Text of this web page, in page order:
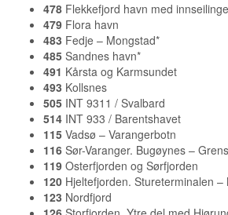
478 Flekkefjord havn med
479 Flora havn
483 Fedje – Mongstad*
485 Sandnes havn*
491 Kårsta og Karmsundet
493 Kollsnes
505 INT 9311 / Svalbard
514 INT 933 / Barentshavet
115 Vadsø – Varangerbotn
116 Sør-Varanger. Bugøynes –
119 Osterfjorden og Sørfjorden
120 Hjeltefjorden. Stureterminalen –
123 Nordfjord